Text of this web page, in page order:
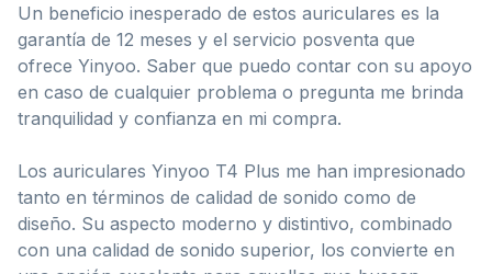
Un beneficio inesperado de estos auriculares es la
garantía de 12 meses y el servicio posventa que
ofrece Yinyoo. Saber que puedo contar con su apoyo
en caso de cualquier problema o pregunta me brinda
tranquilidad y confianza en mi compra.
Los auriculares Yinyoo T4 Plus me han impresionado
tanto en términos de calidad de sonido como de
diseño. Su aspecto moderno y distintivo, combinado
con una calidad de sonido superior, los convierte en